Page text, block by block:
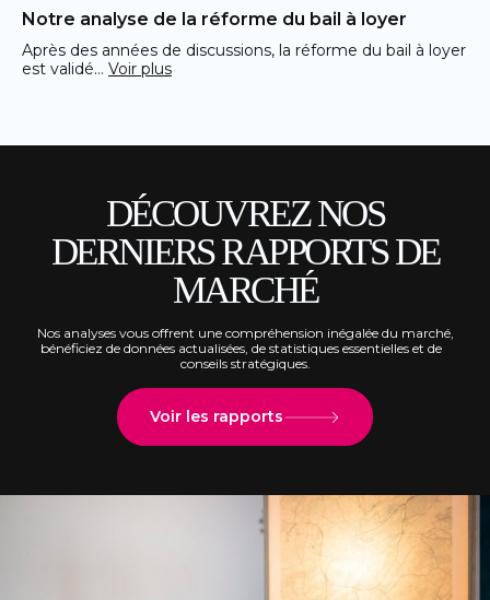
Notre analyse de la réforme du bail à loyer
Après des années de discussions, la réforme du bail à loyer
est validé… Voir plus
DÉCOUVREZ NOS
DERNIERS RAPPORTS DE
MARCHÉ
Nos analyses vous offrent une compréhension inégalée du marché,
bénéficiez de données actualisées, de statistiques essentielles et de
conseils stratégiques.
Voir les rapports